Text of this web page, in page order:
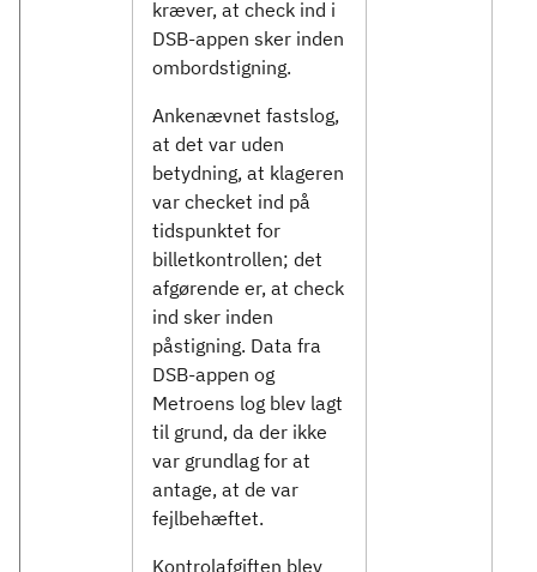
kræver, at check ind i
DSB-appen sker inden
ombordstigning.
Ankenævnet fastslog,
at det var uden
betydning, at klageren
var checket ind på
tidspunktet for
billetkontrollen; det
afgørende er, at check
ind sker inden
påstigning. Data fra
DSB-appen og
Metroens log blev lagt
til grund, da der ikke
var grundlag for at
antage, at de var
fejlbehæftet.
Kontrolafgiften blev